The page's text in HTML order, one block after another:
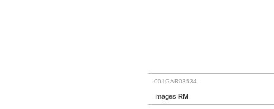
001GAR03534
Images RM